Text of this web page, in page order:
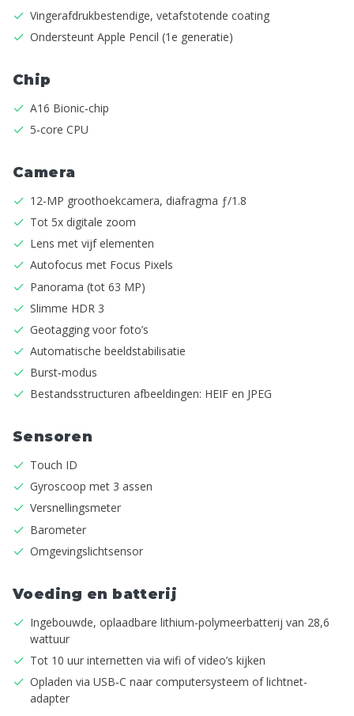
Vingerafdruk­­­bestendige, vetafstotende coating
Ondersteunt Apple Pencil (1e generatie)
Chip
A16 Bionic‑chip
5‑core CPU
Camera
12-MP groothoekcamera, diafragma ƒ/1.8
Tot 5x digitale zoom
Lens met vijf elementen
Autofocus met Focus Pixels
Panorama (tot 63 MP)
Slimme HDR 3
Geotagging voor foto’s
Automatische beeld­­stabilisatie
Burst‑modus
Bestandsstructuren afbeeldingen: HEIF en JPEG
Sensoren
Touch ID
Gyroscoop met 3 assen
Versnellings­meter
Barometer
Omgevings­licht­sensor
Voeding en batterij
Inge­bouwde, oplaadbare lithium-polymeer­­batterij van 28,6
wattuur
Tot 10 uur internetten via wifi of video’s kijken
Opladen via USB‑C naar computer­systeem of lichtnet­
adapter